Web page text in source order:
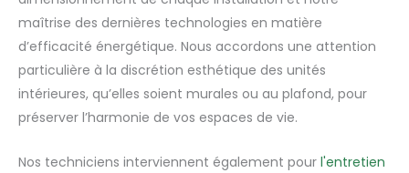
maîtrise des dernières technologies en matière
d’efficacité énergétique. Nous accordons une attention
particulière à la discrétion esthétique des unités
intérieures, qu’elles soient murales ou au plafond, pour
préserver l’harmonie de vos espaces de vie.
Nos techniciens interviennent également pour l'entretien